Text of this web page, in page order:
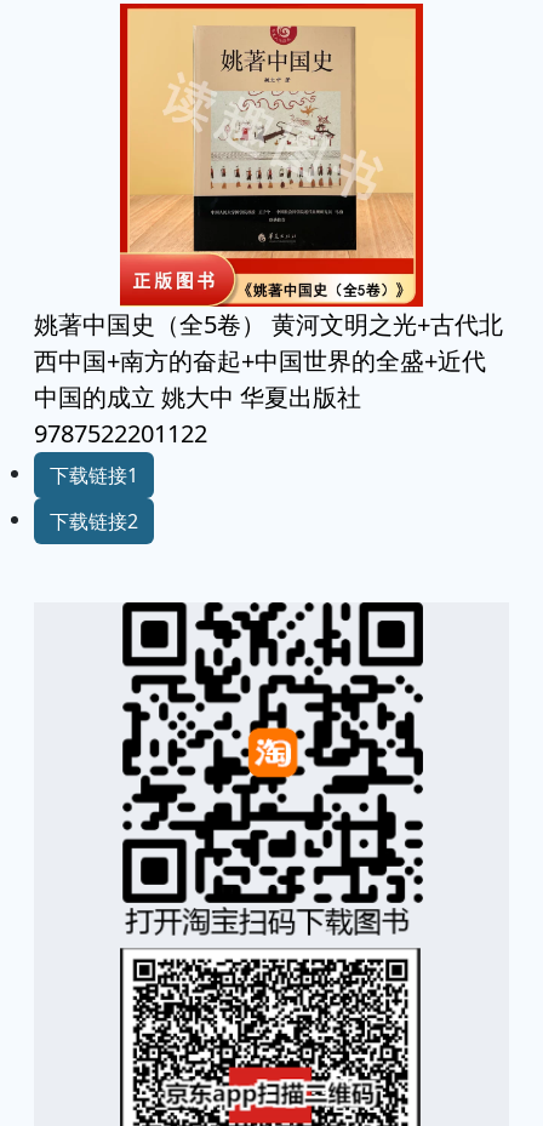
姚著中国史（全5卷） 黄河文明之光+古代北
西中国+南方的奋起+中国世界的全盛+近代
中国的成立 姚大中 华夏出版社
9787522201122
下载链接1
下载链接2